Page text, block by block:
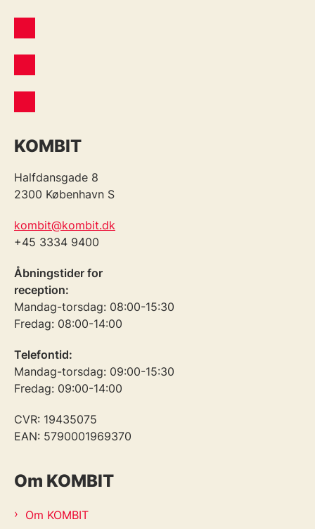
KOMBIT
Halfdansgade 8
2300 København S
kombit@kombit.dk
+45 3334 9400
Åbningstider for
reception:
Mandag-torsdag: 08:00-15:30
Fredag: 08:00-14:00
Telefontid:
Mandag-torsdag: 09:00-15:30
Fredag: 09:00-14:00
CVR: 19435075
EAN: 5790001969370
Om KOMBIT
Om KOMBIT